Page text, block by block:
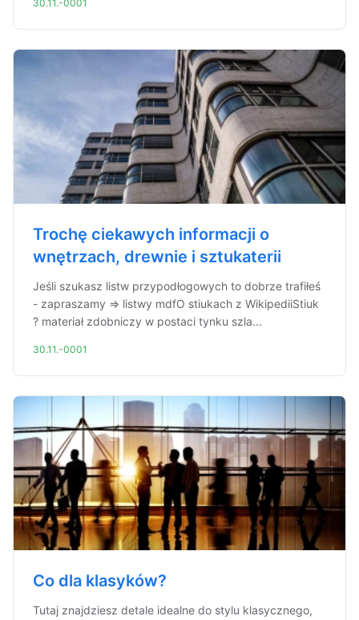
30.11.-0001
Trochę ciekawych informacji o
wnętrzach, drewnie i sztukaterii
Jeśli szukasz listw przypodłogowych to dobrze trafiłeś
- zapraszamy => listwy mdfO stiukach z WikipediiStiuk
? materiał zdobniczy w postaci tynku szla...
30.11.-0001
Co dla klasyków?
Tutaj znajdziesz detale idealne do stylu klasycznego,